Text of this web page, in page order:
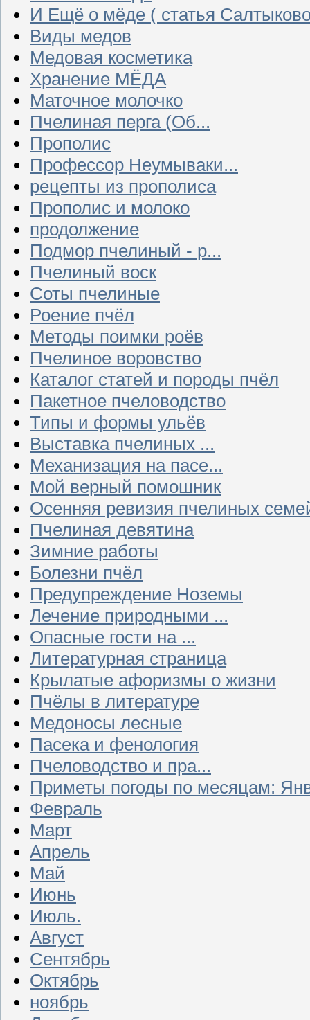
И Ещё о мёде ( статья
Виды медов
Медовая косметика
Хранение МЁДА
Маточное молочко
Пчелиная перга (Об...
Прополис
Профессор Неумываки...
рецепты из прополиса
Прополис и молоко
продолжение
Подмор пчелиный - р...
Пчелиный воск
Соты пчелиные
Роение пчёл
Методы поимки роёв
Пчелиное воровство
Каталог статей и породы пчёл
Пакетное пчеловодство
Типы и формы ульёв
Выставка пчелиных ...
Механизация на пасе...
Мой верный помошник
Осенняя ревизия пчелиных
Пчелиная девятина
Зимние работы
Болезни пчёл
Предупреждение Ноземы
Лечение природными ...
Опасные гости на ...
Литературная страница
Крылатые афоризмы о жизни
Пчёлы в литературе
Медоносы лесные
Пасека и фенология
Пчеловодство и пра...
Приметы погоды по месяцам:
Февраль
Март
Апрель
Май
Июнь
Июль.
Август
Сентябрь
Октябрь
ноябрь